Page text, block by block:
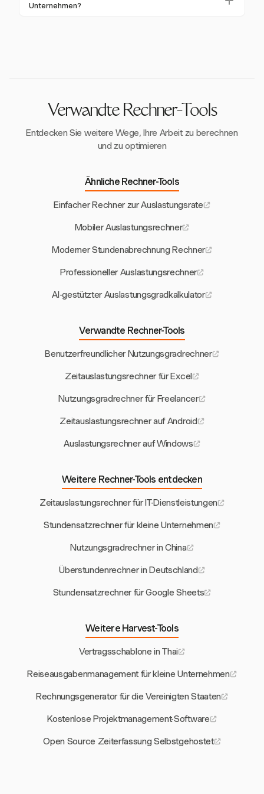
werden, wodurch der Abrechnungsprozess optimiert
abrechenbare als auch nicht abrechenbare Stunden
Unternehmen?
Verwandte Rechner-Tools
Entdecken Sie weitere Wege, Ihre Arbeit zu berechnen
und zu optimieren
Ähnliche Rechner-Tools
Einfacher Rechner zur Auslastungsrate
Mobiler Auslastungsrechner
Moderner Stundenabrechnung Rechner
Professioneller Auslastungsrechner
AI-gestützter Auslastungsgradkalkulator
Verwandte Rechner-Tools
Benutzerfreundlicher Nutzungsgradrechner
Zeitauslastungsrechner für Excel
Nutzungsgradrechner für Freelancer
Zeitauslastungsrechner auf Android
Auslastungsrechner auf Windows
Weitere Rechner-Tools entdecken
Zeitauslastungsrechner für IT-Dienstleistungen
Stundensatzrechner für kleine Unternehmen
Nutzungsgradrechner in China
Überstundenrechner in Deutschland
Stundensatzrechner für Google Sheets
Weitere Harvest-Tools
Vertragsschablone in Thai
Reiseausgabenmanagement für kleine Unternehmen
Rechnungsgenerator für die Vereinigten Staaten
Kostenlose Projektmanagement-Software
Open Source Zeiterfassung Selbstgehostet